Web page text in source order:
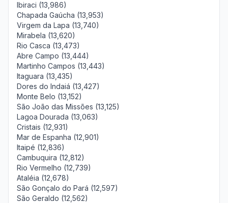
Ibiraci (13,986)
Chapada Gaúcha (13,953)
Virgem da Lapa (13,740)
Mirabela (13,620)
Rio Casca (13,473)
Abre Campo (13,444)
Martinho Campos (13,443)
Itaguara (13,435)
Dores do Indaiá (13,427)
Monte Belo (13,152)
São João das Missões (13,125)
Lagoa Dourada (13,063)
Cristais (12,931)
Mar de Espanha (12,901)
Itaipé (12,836)
Cambuquira (12,812)
Rio Vermelho (12,739)
Ataléia (12,678)
São Gonçalo do Pará (12,597)
São Geraldo (12,562)